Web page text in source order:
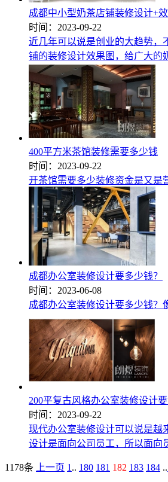
成都中小型奶茶店铺装修设计+
时间：2023-09-22
近几年可以说是创业的大趋势，
铺的装修设计效果图，给广大的
400平方米茶馆装修需要多少钱
时间：2023-09-22
开茶馆需要多少装修资金是又是
成都办公室装修设计要多少钱？
时间：2023-06-08
成都办公室装修设计要多少钱？
200平复古风格办公室装修设计
时间：2023-09-22
现代办公室装修设计可以说是越
设计是面向公司员工，所以面向
1178条 上一页 1.. 180 181 182 183 184 ..